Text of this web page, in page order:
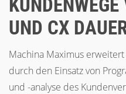
KUNDENWEGE
UND CX
Machina Maximus
durch den Einsatz von
und -analyse des